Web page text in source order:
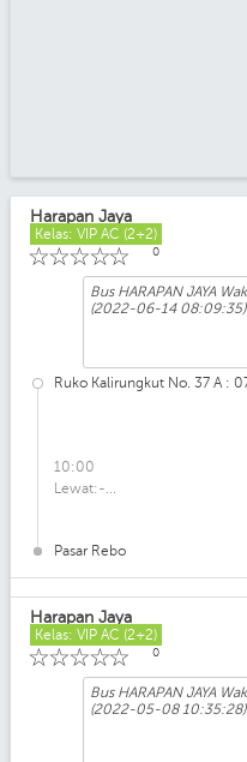
Harapan Jaya
Kelas: VIP AC (2+2)
☆
☆
☆
☆
☆ 0
Bus HARAPAN JAYA
(2022-06-14 08:09:35)
Ruko Kalirungkut No. 37 A :
10:00
Lewat:-...
Pasar Rebo
Harapan Jaya
Kelas: VIP AC (2+2)
☆
☆
☆
☆
☆ 0
Bus HARAPAN JAYA
(2022-05-08 10:35:28)